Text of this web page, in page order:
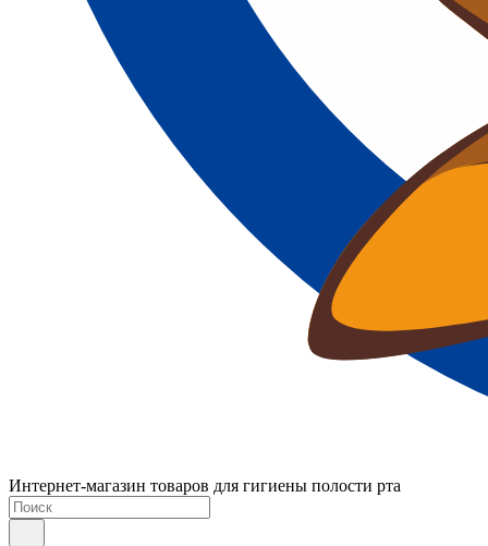
Интернет-магазин товаров для гигиены полости рта